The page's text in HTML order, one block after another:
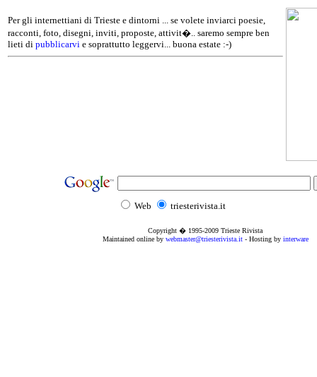
Per gli internettiani di Trieste e dintorni ... se volete inviarci poesie,
racconti, foto, disegni, inviti, proposte, attivit�.. saremo sempre ben
lieti di pubblicarvi e soprattutto leggervi... buona estate :-)
Web triesterivista.it
Copyright � 1995-2009 Trieste Rivista
Maintained online by webmaster@triesterivista.it- Hosting by interware